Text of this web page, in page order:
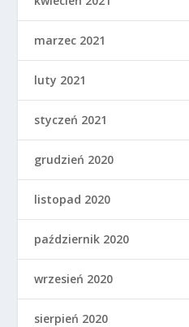
marzec 2021
luty 2021
styczeń 2021
grudzień 2020
listopad 2020
październik 2020
wrzesień 2020
sierpień 2020